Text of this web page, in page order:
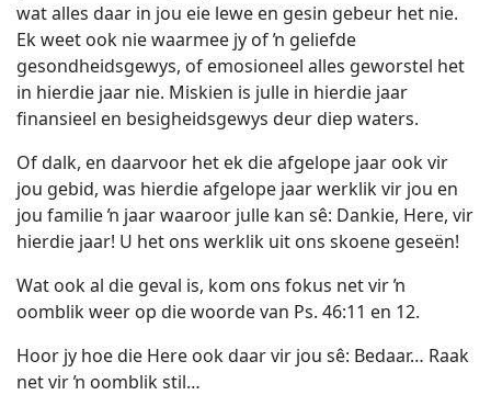
wat alles daar in jou eie lewe en gesin gebeur het nie.
Ek weet ook nie waarmee jy of ŉ geliefde
gesondheidsgewys, of emosioneel alles geworstel het
in hierdie jaar nie. Miskien is julle in hierdie jaar
finansieel en besigheidsgewys deur diep waters.
Of dalk, en daarvoor het ek die afgelope jaar ook vir
jou gebid, was hierdie afgelope jaar werklik vir jou en
jou familie ŉ jaar waaroor julle kan sê: Dankie, Here, vir
hierdie jaar! U het ons werklik uit ons skoene geseën!
Wat ook al die geval is, kom ons fokus net vir ŉ
oomblik weer op die woorde van Ps. 46:11 en 12.
Hoor jy hoe die Here ook daar vir jou sê: Bedaar… Raak
net vir ŉ oomblik stil…